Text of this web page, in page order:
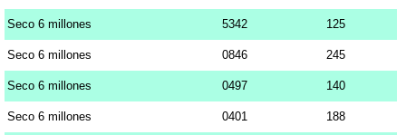
Seco 6 millones 5342 125
Seco 6 millones 0846 245
Seco 6 millones 0497 140
Seco 6 millones 0401 188